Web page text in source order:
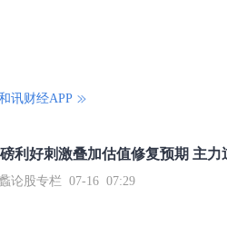
讯财经APP
论股专栏 07-16 07:29